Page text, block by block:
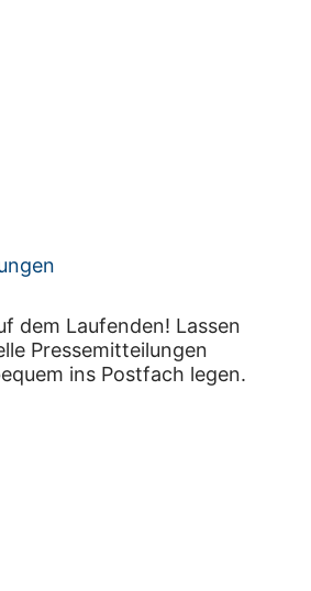
dem Laufenden! Lassen
Pressemitteilungen
ins Postfach legen.